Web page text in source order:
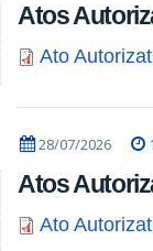
Atos
Ato
28/07/2026
Atos
Ato